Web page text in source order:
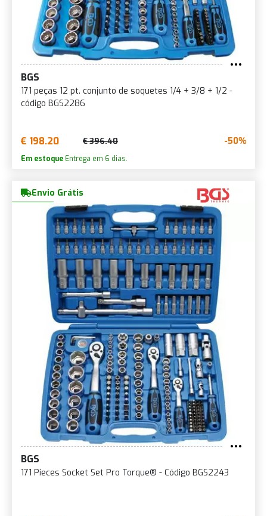
BGS
171 peças 12 pt. conjunto de soquetes 1/4 + 3/8 + 1/2 -
código BGS2286
€ 198.20 € 396.40 -50%
Em estoque Entrega em 6 dias.
Envio Grátis
BGS
171 Pieces Socket Set Pro Torque® - Código BGS2243